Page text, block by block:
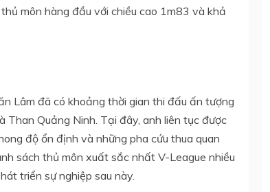
môn hàng đầu với chiều cao 1m83 và khả
Lâm đã có khoảng thời gian thi đấu ấn tượng
Than Quảng Ninh. Tại đây, anh liên tục được
độ ổn định và những pha cứu thua quan
sách thủ môn xuất sắc nhất V-League nhiều
triển sự nghiệp sau này.